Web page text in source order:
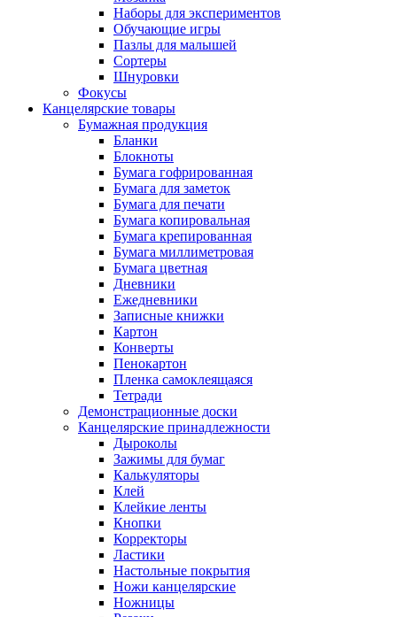
Наборы для экспериментов
Обучающие игры
Пазлы для малышей
Сортеры
Шнуровки
Фокусы
Канцелярские товары
Бумажная продукция
Бланки
Блокноты
Бумага гофрированная
Бумага для заметок
Бумага для печати
Бумага копировальная
Бумага крепированная
Бумага миллиметровая
Бумага цветная
Дневники
Ежедневники
Записные книжки
Картон
Конверты
Пенокартон
Пленка самоклеящаяся
Тетради
Демонстрационные доски
Канцелярские принадлежности
Дыроколы
Зажимы для бумаг
Калькуляторы
Клей
Клейкие ленты
Кнопки
Корректоры
Ластики
Настольные покрытия
Ножи канцелярские
Ножницы